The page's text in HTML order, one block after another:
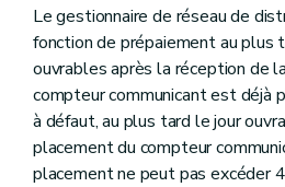
Le gestionnaire de réseau de
fonction de prépaiement au plus
ouvrables après la réception de
compteur communicant est déjà
à défaut, au plus tard le jour
placement du compteur
placement ne peut pas excéder